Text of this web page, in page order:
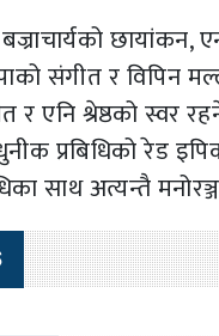
छायांकन,
संगीत र विपिन
र एनि श्रेष्ठको
प्रबिधिको रेड
साथ अत्यन्तै